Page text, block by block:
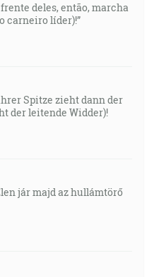
frente deles, então, marcha
carneiro líder)!”
Spitze zieht dann der
der leitende Widder)!
jár majd az hullámtörő